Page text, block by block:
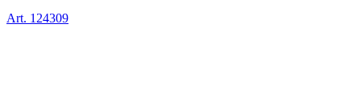
Art. 124309